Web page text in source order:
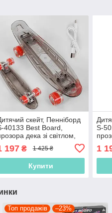
скейт, Пенніборд
40133 Best Board,
дека зі світлом,
USB
197₴ 1 425 ₴
Купити
S-
1
Топ продажів –23%